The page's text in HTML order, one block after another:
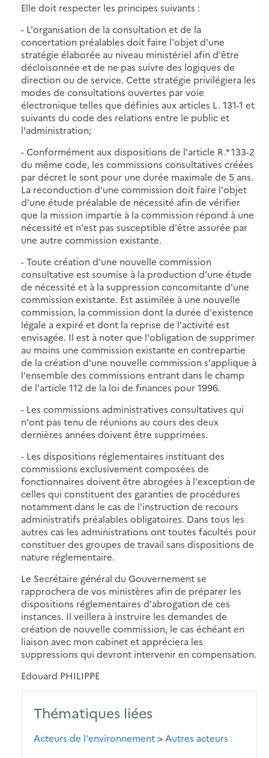
Elle doit respecter les principes suivants :
- L'organisation de la consultation et de la
concertation préalables doit faire l'objet d'une
stratégie élaborée au niveau ministériel afin d'être
décloisonnée et de ne pas suivre des logiques de
direction ou de service. Cette stratégie privilégiera les
modes de consultations ouvertes par voie
électronique telles que définies aux articles L. 131-1 et
suivants du code des relations entre le public et
l'administration;
- Conformément aux dispositions de l'article R.* 133-2
du même code, les commissions consultatives créées
par décret le sont pour une durée maximale de 5 ans.
La reconduction d'une commission doit faire l'objet
d'une étude préalable de nécessité afin de vérifier
que la mission impartie à la commission répond à une
nécessité et n'est pas susceptible d'être assurée par
une autre commission existante.
- Toute création d'une nouvelle commission
consultative est soumise à la production d'une étude
de nécessité et à la suppression concomitante d'une
commission existante. Est assimilée à une nouvelle
commission, la commission dont la durée d'existence
légale a expiré et dont la reprise de l'activité est
envisagée. Il est à noter que l'obligation de supprimer
au moins une commission existante en contrepartie
de la création d'une nouvelle commission s'applique à
l'ensemble des commissions entrant dans le champ
de l'article 112 de la loi de finances pour 1996.
- Les commissions administratives consultatives qui
n'ont pas tenu de réunions au cours des deux
dernières années doivent être supprimées.
- Les dispositions réglementaires instituant des
commissions exclusivement composées de
fonctionnaires doivent être abrogées à l'exception de
celles qui constituent des garanties de procédures
notamment dans le cas de l'instruction de recours
administratifs préalables obligatoires. Dans tous les
autres cas les administrations ont toutes facultés pour
constituer des groupes de travail sans dispositions de
nature réglementaire.
Le Secrétaire général du Gouvernement se
rapprochera de vos ministères afin de préparer les
dispositions réglementaires d'abrogation de ces
instances. Il veillera à instruire les demandes de
création de nouvelle commission, le cas échéant en
liaison avec mon cabinet et appréciera les
suppressions qui devront intervenir en compensation.
Edouard PHILIPPE
Thématiques liées
Acteurs de l'environnement> Autres acteurs